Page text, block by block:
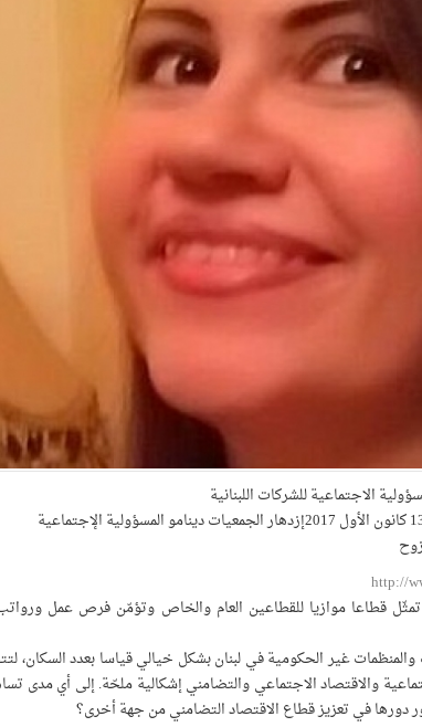
الاجتماعية للشركات اللبنانية
http://
قطاعا موازيا للقطاعين العام والخاص وتؤمّن فرص عمل
والاقتصاد الاجتماعي والتضامني إشكالية ملحّة. إلى أي مدى
دورها في تعزيز قطاع الاقتصاد التضامني من جهة أخرى؟